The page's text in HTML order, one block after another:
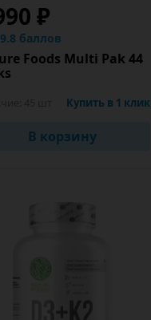
₽
баллов
Foods Multi Pak 44
Купить в 1 клик
В корзину